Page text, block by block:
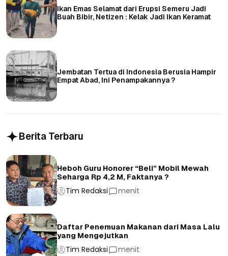
Ikan Emas Selamat dari Erupsi Semeru Jadi
Buah Bibir, Netizen : Kelak Jadi Ikan Keramat
Jembatan Tertua di Indonesia Berusia Hampir
Empat Abad, Ini Penampakannya ?
Berita Terbaru
Heboh Guru Honorer “Beli” Mobil Mewah
Seharga Rp 4,2 M, Faktanya ?
Tim Redaksi menit
Daftar Penemuan Makanan dari Masa Lalu
yang Mengejutkan
Tim Redaksi menit